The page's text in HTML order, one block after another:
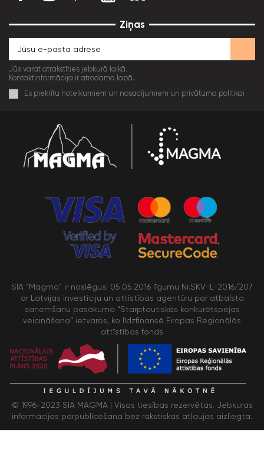
Ziņas
Jūs varat atrakstīties jebkurā laikā.
Kontaktinformācija ir atrodama lapā.
Es piekrītu noteikumiem un nosacījumiem un privātuma politikai
SIA “Magma” ir noslēgusi 05.05.2016 līgumu Nr.SKV-L-2016/207
ar Latvijas Investīciju un attīstības aģentūru par atbalsta
saņemšanu pasākuma “Starptautiskās konkurētspējas
veicināšana” ietvaros, ko līdzfinansē Eiropas Reģionālās
attīstības fonds
© 1996-2023 SIA MAGMA | Visas tiesības rezervētas. Jebkuras
informācijas pārpublicēšana bez rakstiskas atļaujas aizliegta.